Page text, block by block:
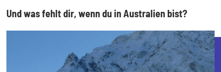
Und was fehlt dir, wenn du in Australien bist?